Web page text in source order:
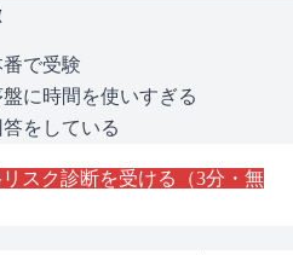
で受験
に時間を使いすぎる
をしている
スク診断を受ける（3分・無